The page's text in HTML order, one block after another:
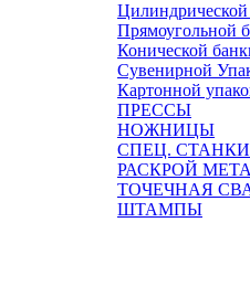
Прямоугольной
Конической
Сувенирной
Картонной
ПРЕССЫ
НОЖНИЦЫ
СПЕЦ. СТАНКИ
РАСКРОЙ
ТОЧЕЧНАЯ
ШТАМПЫ